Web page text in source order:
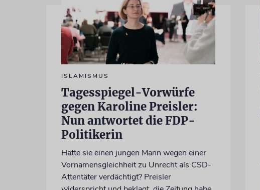
ISLAMISMUS
Tagesspiegel-Vorwürfe
gegen Karoline Preisler:
Nun antwortet die FDP-
Politikerin
Hatte sie einen jungen Mann wegen einer
Vornamensgleichheit zu Unrecht als CSD-
Attentäter verdächtigt? Preisler